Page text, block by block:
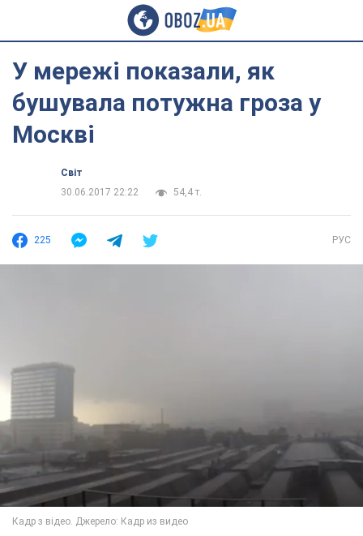
У мережі показали, як
бушувала потужна гроза у
Москві
Світ
30.06.2017 22:22
54,4 т.
225 РУС